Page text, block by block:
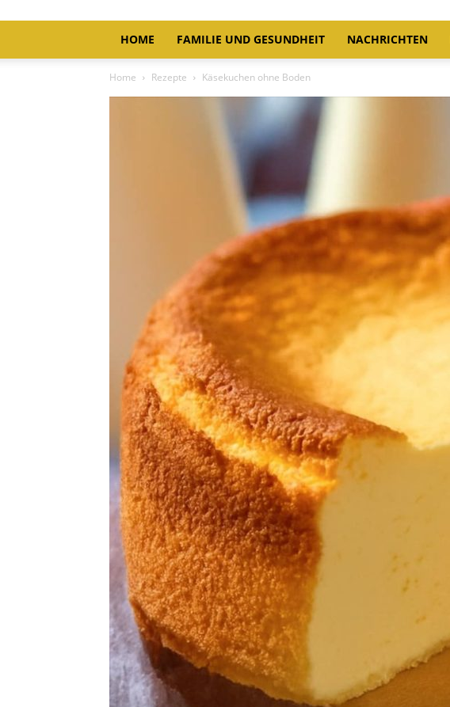
HOME FAMILIE UND GESUNDHEIT NACHRICHTEN
Home Rezepte Käsekuchen ohne Boden